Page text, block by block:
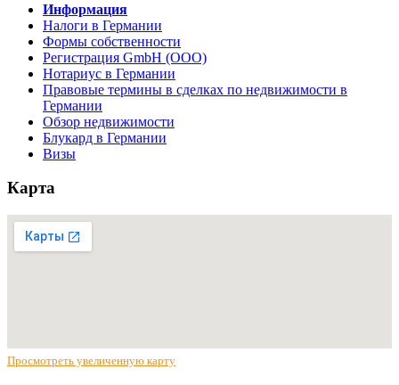
Информация
Налоги в Германии
Формы собственности
Регистрация GmbH (ООО)
Нотариус в Германии
Правовые термины в сделках по недвижимости в
Германии
Обзор недвижимости
Блукард в Германии
Визы
Карта
Просмотреть увеличенную карту